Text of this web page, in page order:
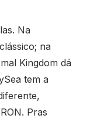
Na
na
Kingdom dá
tem a
Pras